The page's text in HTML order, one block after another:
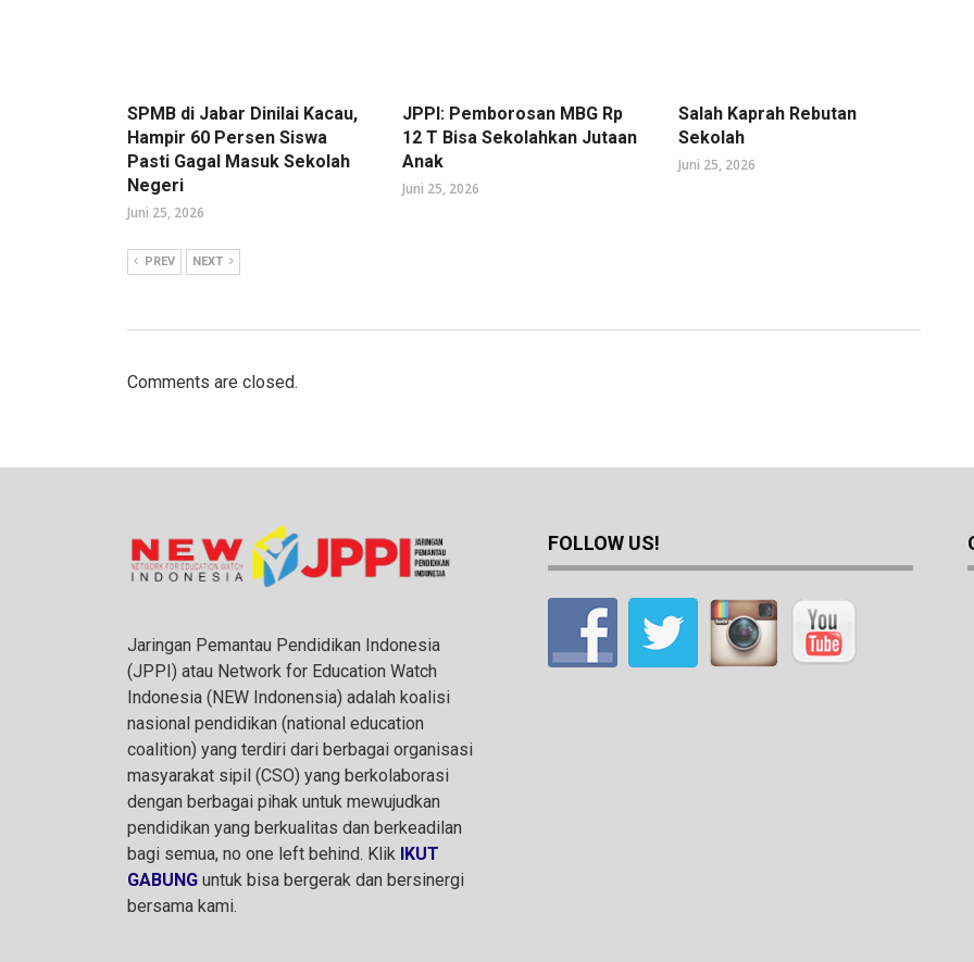
SPMB di Jabar Dinilai Kacau,
Hampir 60 Persen Siswa
Pasti Gagal Masuk Sekolah
Negeri
Juni 25, 2026
JPPI: Pemborosan MBG Rp
12 T Bisa Sekolahkan Jutaan
Anak
Juni 25, 2026
Salah Kaprah Rebutan
Sekolah
Juni 25, 2026
PREV NEXT
Comments are closed.
Jaringan Pemantau Pendidikan Indonesia
(JPPI) atau Network for Education Watch
Indonesia (NEW Indonensia) adalah koalisi
nasional pendidikan (national education
coalition) yang terdiri dari berbagai organisasi
masyarakat sipil (CSO) yang berkolaborasi
dengan berbagai pihak untuk mewujudkan
pendidikan yang berkualitas dan berkeadilan
bagi semua, no one left behind. Klik IKUT
GABUNG untuk bisa bergerak dan bersinergi
bersama kami.
FOLLOW US!